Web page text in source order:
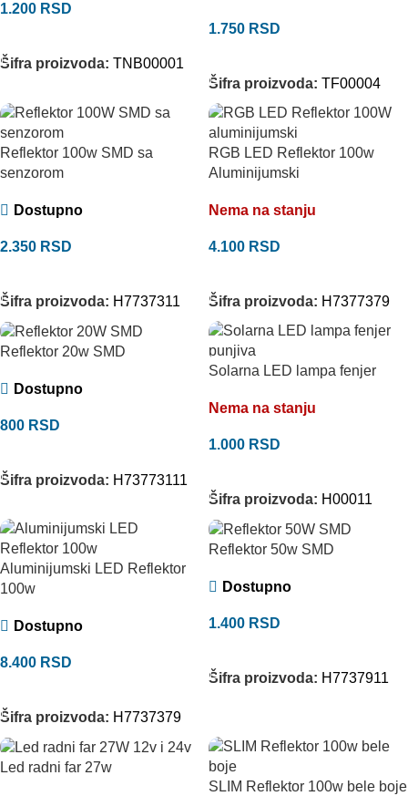
1.200 RSD
Šifra proizvoda: TNB00001
1.750 RSD
Šifra proizvoda: TF00004
Reflektor 100w SMD sa
senzorom
Dostupno
2.350 RSD
Šifra proizvoda: H7737311
RGB LED Reflektor 100w
Aluminijumski
Nema na stanju
4.100 RSD
Šifra proizvoda: H7377379
Reflektor 20w SMD
Dostupno
800 RSD
Šifra proizvoda: H73773111
Solarna LED lampa fenjer
Nema na stanju
1.000 RSD
Šifra proizvoda: H00011
Aluminijumski LED Reflektor
100w
Dostupno
8.400 RSD
Šifra proizvoda: H7737379
Reflektor 50w SMD
Dostupno
1.400 RSD
Šifra proizvoda: H7737911
Led radni far 27w
SLIM Reflektor 100w bele boje